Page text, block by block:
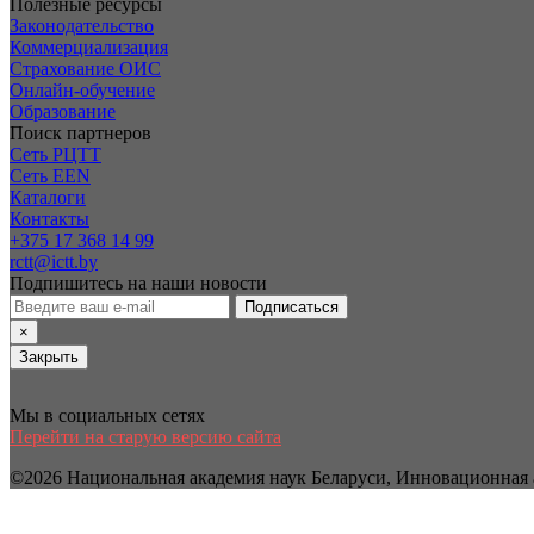
Полезные ресурсы
Законодательство
Коммерциализация
Страхование ОИС
Онлайн-обучение
Образование
Поиск партнеров
Сеть РЦТТ
Сеть EEN
Каталоги
Контакты
+375 17 368 14 99
rctt@ictt.by
Подпишитесь на наши новости
Подписаться
×
Закрыть
Мы в социальных сетях
Перейти на старую версию сайта
©2026 Национальная академия наук Беларуси,